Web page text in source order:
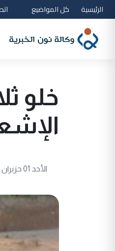
الرئيسية كل المواضيع
خلو
الأحد 01 حزيران 2025